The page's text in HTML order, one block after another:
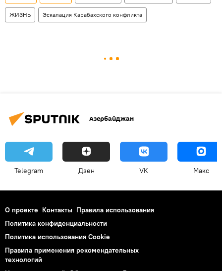
ЖИЗНЬ Эскалация Карабахского конфликта
Азербайджан
Telegram Дзен VK Макс
О проекте Контакты Правила использования
Политика конфиденциальности
Политика использования Cookie
Правила применения рекомендательных
технологий